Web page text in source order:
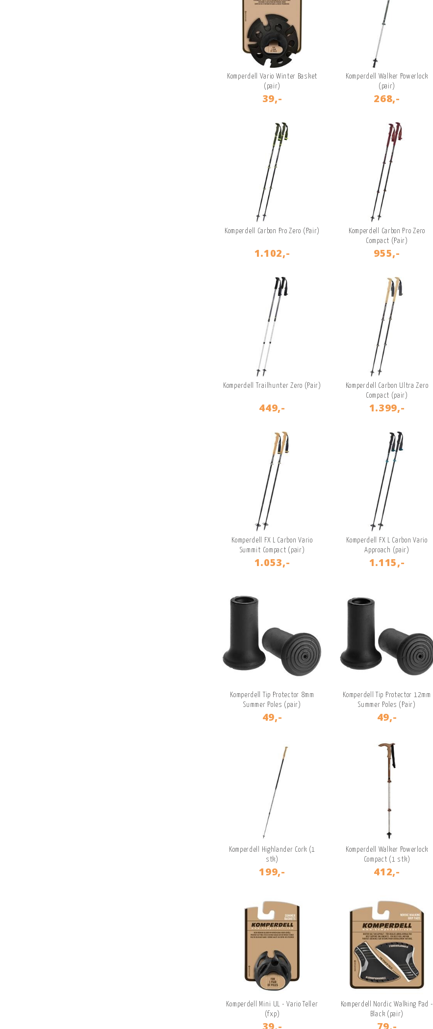
Komperdell Vario Winter Basket
(pair)
39,-
Komperdell Walker Powerlock
(pair)
268,-
Komperdell Carbon Pro Zero (Pair)
1.102,-
Komperdell Carbon Pro Zero
Compact (Pair)
955,-
Komperdell Trailhunter Zero (Pair)
449,-
Komperdell Carbon Ultra Zero
Compact (pair)
1.399,-
Komperdell FX L Carbon Vario
Summit Compact (pair)
1.053,-
Komperdell FX L Carbon Vario
Approach (pair)
1.115,-
Komperdell Tip Protector 8mm
Summer Poles (pair)
49,-
Komperdell Tip Protector 12mm
Summer Poles (Pair)
49,-
Komperdell Highlander Cork (1
stk)
199,-
Komperdell Walker Powerlock
Compact (1 stk)
412,-
Komperdell Mini UL - Vario Teller
(fxp)
39,-
Komperdell Nordic Walking Pad -
Black (pair)
79,-